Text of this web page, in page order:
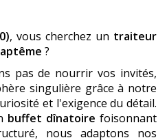
, vous cherchez un traiteur
?
pas de nourrir vos invités,
singulière grâce à notre
et l'exigence du détail.
buffet dînatoire foisonnant
nous adaptons nos